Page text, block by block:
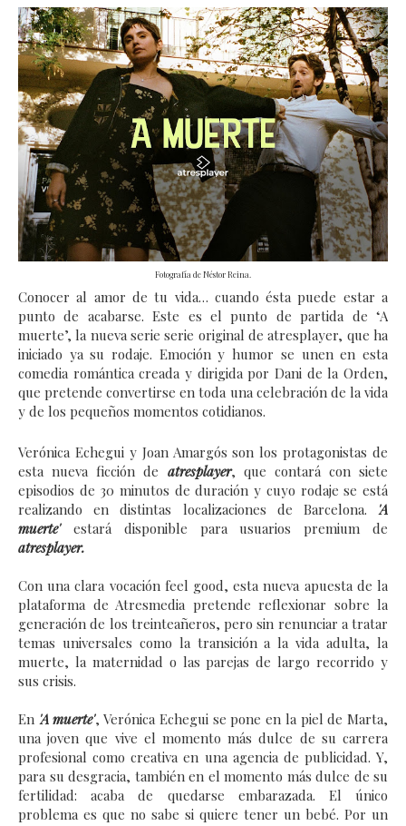
Fotografía de Néstor Reina.
Conocer al amor de tu vida… cuando ésta puede estar a
punto de acabarse. Este es el punto de partida de ‘A
muerte’, la nueva serie serie original de atresplayer, que ha
iniciado ya su rodaje. Emoción y humor se unen en esta
comedia romántica creada y dirigida por Dani de la Orden,
que pretende convertirse en toda una celebración de la vida
y de los pequeños momentos cotidianos.
Verónica Echegui y Joan Amargós son los protagonistas de
esta nueva ficción de atresplayer, que contará con siete
episodios de 30 minutos de duración y cuyo rodaje se está
realizando en distintas localizaciones de Barcelona. 'A
muerte' estará disponible para usuarios premium de
atresplayer.
Con una clara vocación feel good, esta nueva apuesta de la
plataforma de Atresmedia pretende reflexionar sobre la
generación de los treinteañeros, pero sin renunciar a tratar
temas universales como la transición a la vida adulta, la
muerte, la maternidad o las parejas de largo recorrido y
sus crisis.
En 'A muerte', Verónica Echegui se pone en la piel de Marta,
una joven que vive el momento más dulce de su carrera
profesional como creativa en una agencia de publicidad. Y,
para su desgracia, también en el momento más dulce de su
fertilidad: acaba de quedarse embarazada. El único
problema es que no sabe si quiere tener un bebé. Por un